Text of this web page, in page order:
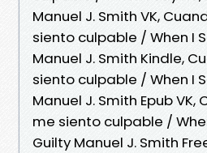
Manuel J. Smith VK,
siento culpable / When I
Manuel J. Smith Kindle,
siento culpable / When I
Manuel J. Smith Epub
me siento culpable /
Guilty Manuel J. Smith